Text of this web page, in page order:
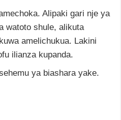
Alipaki gari nje ya
watoto shule, alikuta
amelichukua. Lakini
ilianza kupanda.
ya biashara yake.